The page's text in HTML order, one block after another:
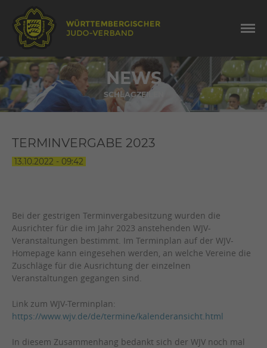
NEWS
SCHLAGZEILEN
TERMINVERGABE 2023
13.10.2022 - 09:42
Bei der gestrigen Terminvergabesitzung wurden die
Ausrichter für die im Jahr 2023 anstehenden WJV-
Veranstaltungen bestimmt. Im Terminplan auf der WJV-
Homepage kann eingesehen werden, an welche Vereine die
Zuschläge für die Ausrichtung der einzelnen
Veranstaltungen gegangen sind.
Link zum WJV-Terminplan:
https://www.wjv.de/de/termine/kalenderansicht.html
In diesem Zusammenhang bedankt sich der WJV noch mal